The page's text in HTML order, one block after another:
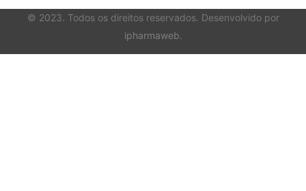
© 2023. Todos os direitos reservados. Desenvolvido por
ipharmaweb.